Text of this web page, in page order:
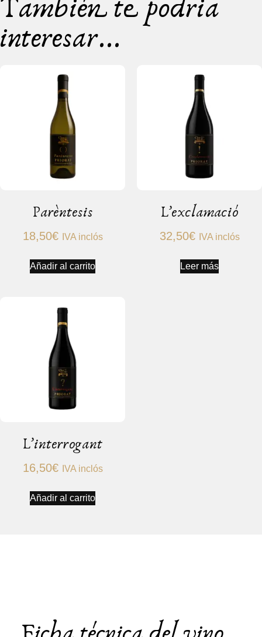
También te podria
interesar...
Parèntesis
18,50€ IVA inclós
Añadir al carrito
L’exclamació
32,50€ IVA inclós
Leer más
L’interrogant
16,50€ IVA inclós
Añadir al carrito